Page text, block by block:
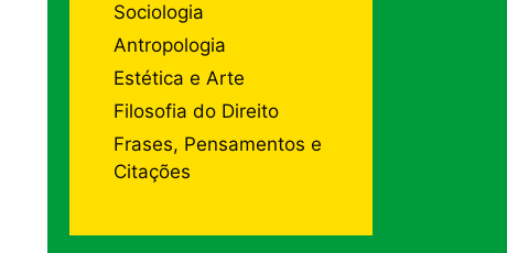
Sociologia
Antropologia
Estética e Arte
Filosofia do Direito
Frases, Pensamentos e
Citações